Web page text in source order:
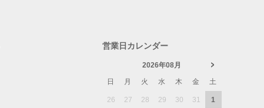
営業日カレンダー
2026年08月
日
月 火 水 木 金 土
26 27 28 29 30 31 1